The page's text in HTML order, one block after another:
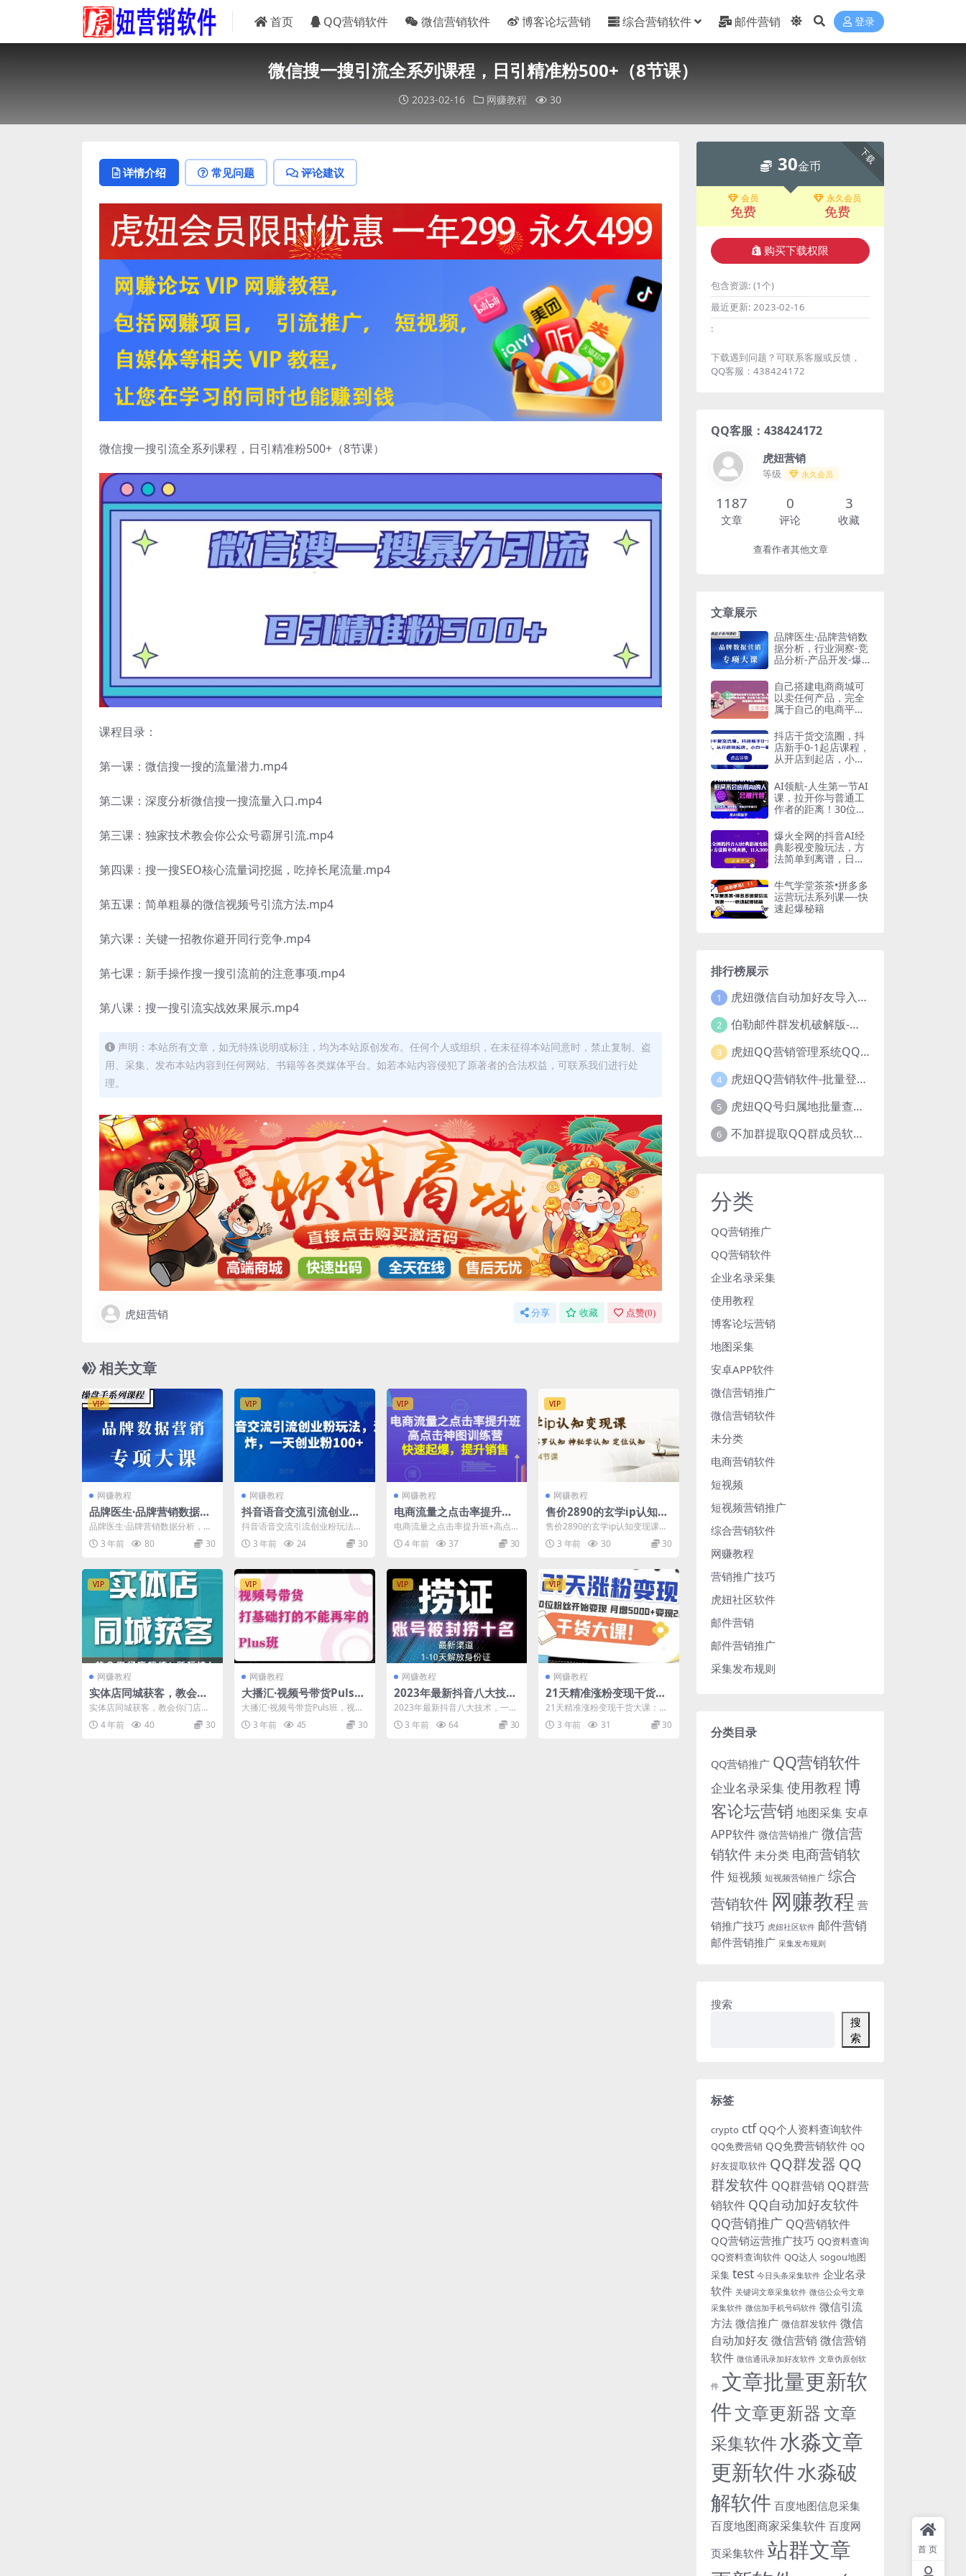
首页 QQ营销软件 微信营销软件 博客论坛营销 综合营销软件 邮件营销 登录
微信搜一搜引流全系列课程，日引精准粉500+（8节课）
2023-02-16 网赚教程 30
详情介绍 常见问题 评论建议
微信搜一搜引流全系列课程，日引精准粉500+（8节课）
课程目录：
第一课：微信搜一搜的流量潜力.mp4
第二课：深度分析微信搜一搜流量入口.mp4
第三课：独家技术教会你公众号霸屏引流.mp4
第四课：搜一搜SEO核心流量词挖掘，吃掉长尾流量.mp4
第五课：简单粗暴的微信视频号引流方法.mp4
第六课：关键一招教你避开同行竞争.mp4
第七课：新手操作搜一搜引流前的注意事项.mp4
第八课：搜一搜引流实战效果展示.mp4
声明：本站所有文章，如无特殊说明或标注，均为本站原创发布。任何个人或组织，在未征得本站同意时，禁止复制、盗
用、采集、发布本站内容到任何网站、书籍等各类媒体平台。如若本站内容侵犯了原著者的合法权益，可联系我们进行处
理。
虎妞营销 分享 收藏 点赞(0)
相关文章
VIP
网赚教程
品牌医生·品牌营销数据分
析，行业洞察-竞品分析-产
品开发-爆品打造
品牌医生·品牌营销数据分析，行
业洞察-竞品分析-产品开发-爆品
打造 行业洞察竞品...
3 年前 80 30
VIP
网赚教程
抖音语音交流引流创业粉
玩法，流量爆炸，一天创
业粉100+
抖音语音交流引流创业粉玩法，
流量爆炸，一天创业粉100+ 最新
抖音引流玩法 设备...
3 年前 24 30
VIP
网赚教程
电商流量之点击率提升班
+高点击神图训练营：快速
起爆，提升销售
电商流量之点击率提升班+高点击
神图训练营：快速起爆，提升销
售 课程目录： 高点击...
4 年前 37 30
VIP
网赚教程
售价2890的玄学ip认知变
现课星座塔罗认知神秘学
认知定位认知(34节课)
售价2890的玄学ip认知变现课星
座塔罗认知神秘学认知定位认知
(34节课) 课程...
3 年前 30 30
VIP
网赚教程
实体店同城获客，教会你
门店搞流量新玩法，让你
快速实现客流暴增
实体店同城获客，教会你门店搞
流量新玩法，让你快速实现客流
暴增 你将得到： 同城流...
4 年前 40 30
VIP
网赚教程
大播汇·视频号带货Puls
班，视频号底层逻辑，起
号自然流鱼塘等玩法
大播汇·视频号带货Puls班，视频
号底层逻辑，起号自然流鱼塘等
玩法 课程目录: ...
3 年前 45 30
VIP
网赚教程
2023年最新抖音八大技
术，一证多实名，秒注
销，断抖破投流，永久捞
证，钱包注销，跳人脸识
2023年最新抖音八大技术，一证
多实名，秒注销，断抖破投流，
永久捞证，钱包注销，...
3 年前 64 30
VIP
网赚教程
21天精准涨粉变现干货大
课：从10位粉丝开始变现
月增5000+变现20w+
21天精准涨粉变现干货大课：从
10位粉丝开始变现月增5000+变
现20w+ 适用...
3 年前 31 30
下载
30金币
会员
免费
永久会员
免费
购买下载权限
包含资源: (1个)
最近更新: 2023-02-16
:
下载遇到问题？可联系客服或反馈，
QQ客服：438424172
QQ客服：438424172
虎妞营销
等级 永久会员
1187
文章
0
评论
3
收藏
查看作者其他文章
文章展示
品牌医生·品牌营销数
据分析，行业洞察-竞
品分析-产品开发-爆
自己搭建电商商城可
以卖任何产品，完全
属于自己的电商平台
频教程】
抖店干货交流圈，抖
店新手0-1起店课程，
从开店到起店，小白
AI领航-人生第一节AI
课，拉开你与普通工
作者的距离！30位AI
小时Al心得
爆火全网的抖音AI经
典影视变脸玩法，方
法简单到离谱，日入
牛气学堂茶茶•拼多多
运营玩法系列课—-快
速起爆秘籍
排行榜展示
1 虎妞微信自动加好友导入手机号码批量精准添加客户售营销软件微商工具
2 伯勒邮件群发机破解版-邮件群发，QQ邮件群发，邮件群发软件，伯乐邮件群发工具，邮件群发器
3 虎妞QQ营销管理系统QQ好友群发营销软件
4 虎妞QQ营销软件-批量登录QQ挂机-添加好友-自动加群-群发消息-临时会话
5 虎妞QQ号归属地批量查询指定QQ绑定的手机号软件
6 不加群提取QQ群成员软件QQ群成员提取qq号邮箱软件
分类
QQ营销推广
QQ营销软件
企业名录采集
使用教程
博客论坛营销
地图采集
安卓APP软件
微信营销推广
微信营销软件
未分类
电商营销软件
短视频
短视频营销推广
综合营销软件
网赚教程
营销推广技巧
虎妞社区软件
邮件营销
邮件营销推广
采集发布规则
分类目录
QQ营销推广 QQ营销软件
企业名录采集使用教程博
客论坛营销 地图采集安卓
APP软件 微信营销推广 微信营
销软件未分类 电商营销软
件短视频 短视频营销推广 综合
营销软件 网赚教程 营
销推广技巧 虎妞社区软件 邮件营销
邮件营销推广 采集发布规则
搜索
搜
索
标签
crypto ctf QQ个人资料查询软件
QQ免费营销 QQ免费营销软件 QQ
好友提取软件 QQ群发器 QQ
群发软件 QQ群营销 QQ群营
销软件 QQ自动加好友软件
QQ营销推广 QQ营销软件
QQ营销运营推广技巧 QQ资料查询
QQ资料查询软件 QQ达人 sogou地图
采集 test 今日头条采集软件 企业名录
软件 关键词文章采集软件 微信公众号文章
采集软件 微信加手机号码软件 微信引流
方法 微信推广 微信群发软件 微信
自动加好友 微信营销 微信营销
软件 微信通讯录加好友软件 文章伪原创软
件 文章批量更新软
件文章更新器文章
采集软件水淼文章
更新软件水淼破
解软件 百度地图信息采集
百度地图商家采集软件 百度网
页采集软件 站群文章
首页